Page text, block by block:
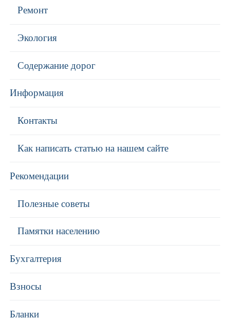
Ремонт
Экология
Содержание дорог
Информация
Контакты
Как написать статью на нашем сайте
Рекомендации
Полезные советы
Памятки населению
Бухгалтерия
Взносы
Бланки